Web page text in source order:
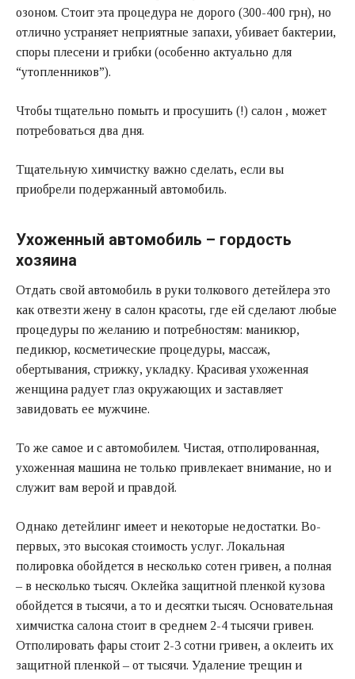
озоном. Стоит эта процедура не дорого (300-400 грн), но
отлично устраняет неприятные запахи, убивает бактерии,
споры плесени и грибки (особенно актуально для
“утопленников”).
Чтобы тщательно помыть и просушить (!) салон , может
потребоваться два дня.
Тщательную химчистку важно сделать, если вы
приобрели подержанный автомобиль.
Ухоженный автомобиль – гордость
хозяина
Отдать свой автомобиль в руки толкового детейлера это
как отвезти жену в салон красоты, где ей сделают любые
процедуры по желанию и потребностям: маникюр,
педикюр, косметические процедуры, массаж,
обертывания, стрижку, укладку. Красивая ухоженная
женщина радует глаз окружающих и заставляет
завидовать ее мужчине.
То же самое и с автомобилем. Чистая, отполированная,
ухоженная машина не только привлекает внимание, но и
служит вам верой и правдой.
Однако детейлинг имеет и некоторые недостатки. Во-
первых, это высокая стоимость услуг. Локальная
полировка обойдется в несколько сотен гривен, а полная
– в несколько тысяч. Оклейка защитной пленкой кузова
обойдется в тысячи, а то и десятки тысяч. Основательная
химчистка салона стоит в среднем 2-4 тысячи гривен.
Отполировать фары стоит 2-3 сотни гривен, а оклеить их
защитной пленкой – от тысячи. Удаление трещин и